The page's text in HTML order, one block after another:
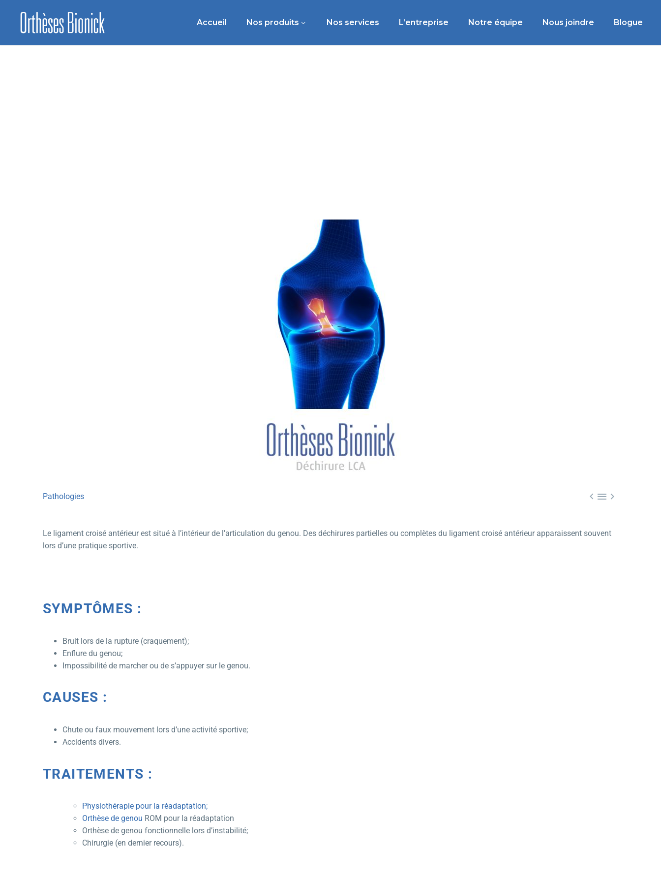
Accueil Nos produits Nos services L’entreprise Notre équipe Nous joindre Blogue
  
Pathologies
Le ligament croisé antérieur est situé à l’intérieur de l’articulation du genou. Des déchirures partielles ou complètes du ligament croisé antérieur apparaissent souvent
lors d’une pratique sportive.
SYMPTÔMES :
Bruit lors de la rupture (craquement);
Enflure du genou;
Impossibilité de marcher ou de s’appuyer sur le genou.
CAUSES :
Chute ou faux mouvement lors d’une activité sportive;
Accidents divers.
TRAITEMENTS :
Physiothérapie pour la réadaptation;
Orthèse de genou ROM pour la réadaptation
Orthèse de genou fonctionnelle lors d’instabilité;
Chirurgie (en dernier recours).